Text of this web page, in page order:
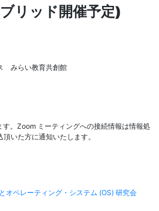
リッド開催予定)
みらい教育共創館
。Zoom ミーティングへの接続情報は情報処
いた方に通知いたします。
オペレーティング・システム (OS) 研究会